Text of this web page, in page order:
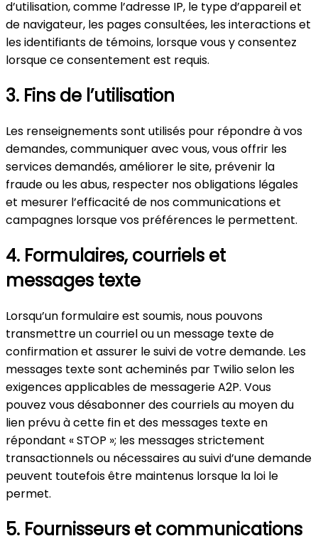
d’utilisation, comme l’adresse IP, le type d’appareil et
de navigateur, les pages consultées, les interactions et
les identifiants de témoins, lorsque vous y consentez
lorsque ce consentement est requis.
3. Fins de l’utilisation
Les renseignements sont utilisés pour répondre à vos
demandes, communiquer avec vous, vous offrir les
services demandés, améliorer le site, prévenir la
fraude ou les abus, respecter nos obligations légales
et mesurer l’efficacité de nos communications et
campagnes lorsque vos préférences le permettent.
4. Formulaires, courriels et
messages texte
Lorsqu’un formulaire est soumis, nous pouvons
transmettre un courriel ou un message texte de
confirmation et assurer le suivi de votre demande. Les
messages texte sont acheminés par Twilio selon les
exigences applicables de messagerie A2P. Vous
pouvez vous désabonner des courriels au moyen du
lien prévu à cette fin et des messages texte en
répondant « STOP »; les messages strictement
transactionnels ou nécessaires au suivi d’une demande
peuvent toutefois être maintenus lorsque la loi le
permet.
5. Fournisseurs et communications